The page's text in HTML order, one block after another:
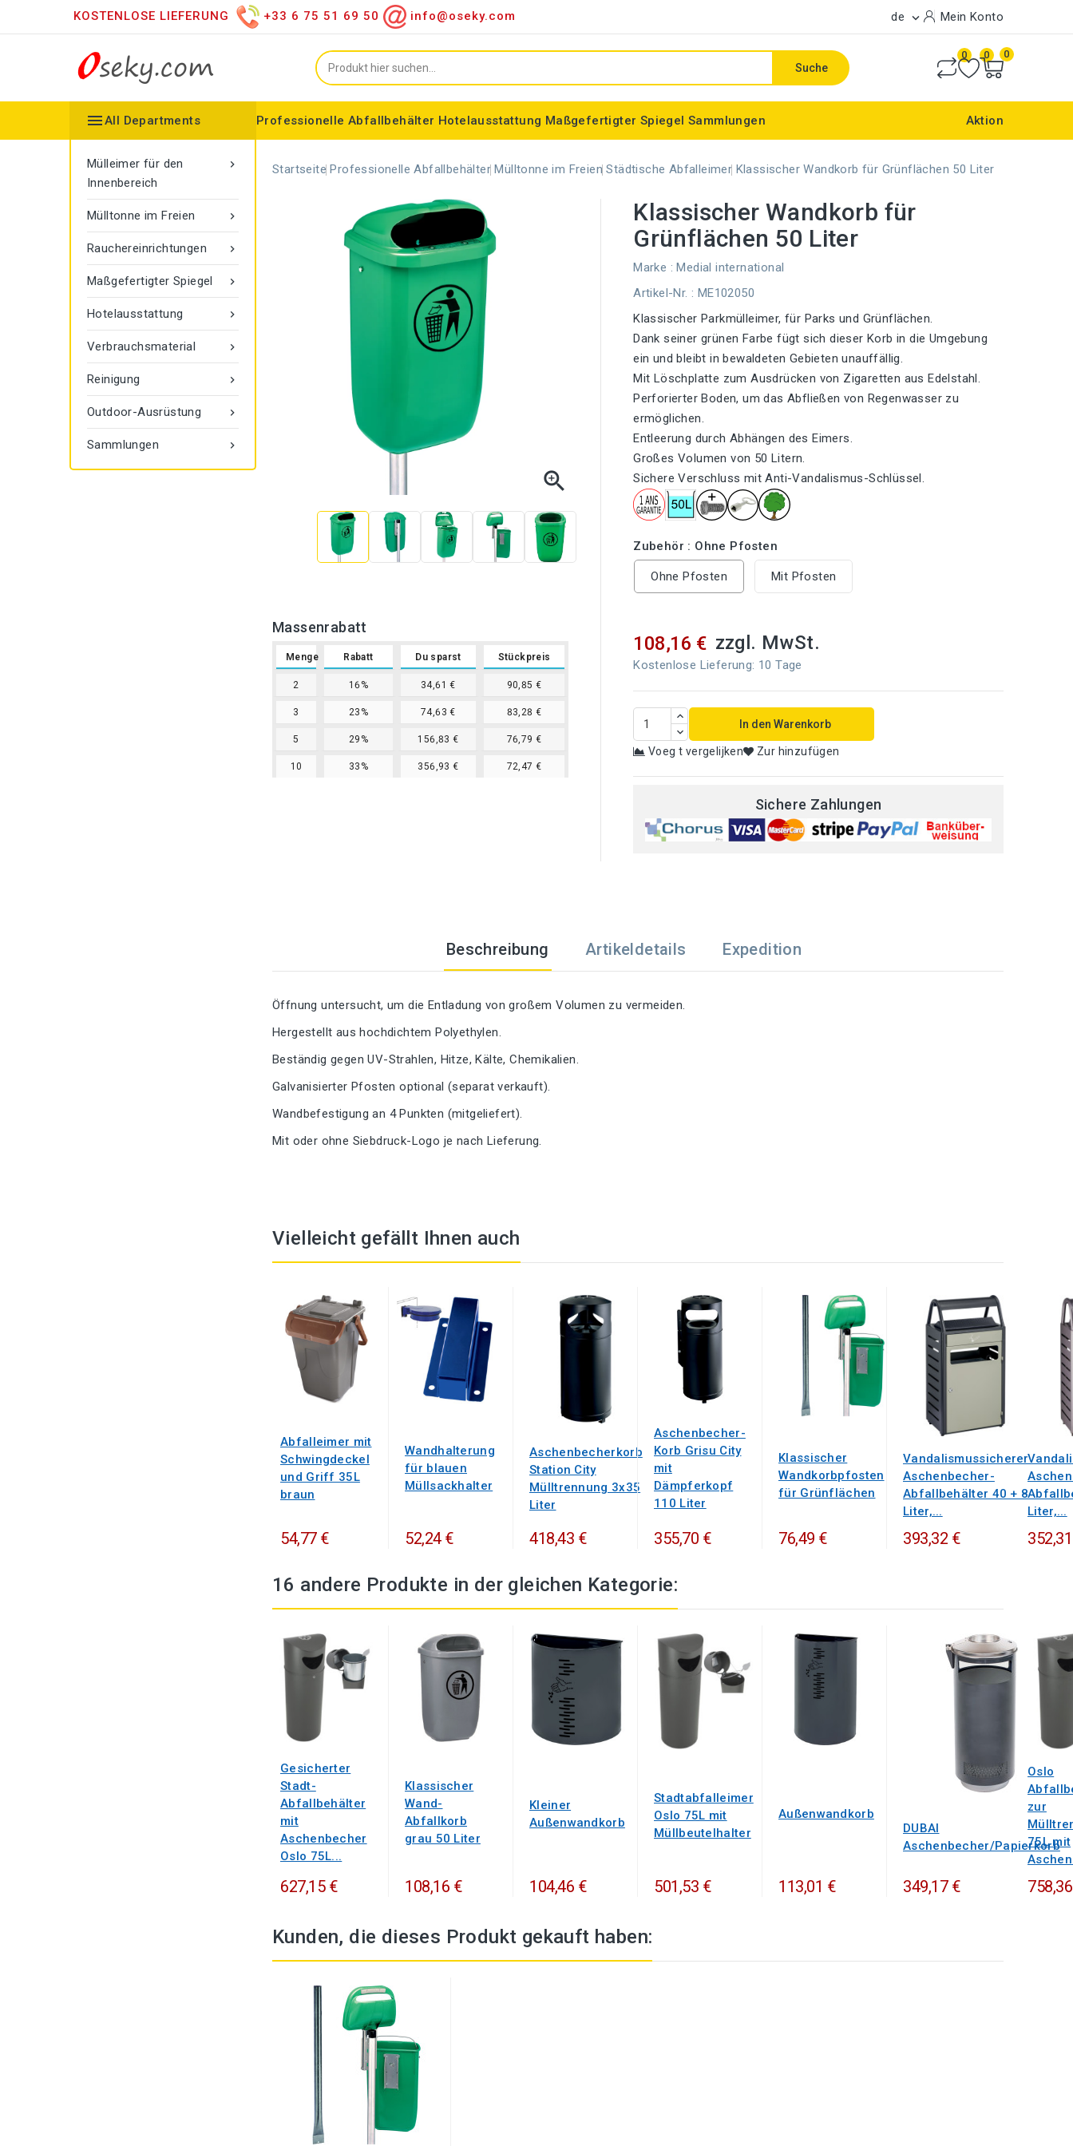
KOSTENLOSE LIEFERUNG +33 6 75 51 69 50 info@oseky.com de  Mein Konto
Suche
0 0 0
Professionelle Abfallbehälter Hotelausstattung Maßgefertigter Spiegel Sammlungen Aktion
All Departments

Mülleimer für den
Innenbereich

Mülltonne im Freien

Rauchereinrichtungen

Maßgefertigter Spiegel

Hotelausstattung

Verbrauchsmaterial

Reinigung

Outdoor-Ausrüstung

Sammlungen
Startseite Professionelle Abfallbehälter Mülltonne im Freien Städtische Abfalleimer Klassischer Wandkorb für Grünflächen 50 Liter

Massenrabatt
Menge Rabatt Du sparst Stückpreis
2 16% 34,61 € 90,85 €
3 23% 74,63 € 83,28 €
5 29% 156,83 € 76,79 €
10 33% 356,93 € 72,47 €
Klassischer Wandkorb für
Grünflächen 50 Liter
Marke : Medial international
Artikel-Nr. : ME102050
Klassischer Parkmülleimer, für Parks und Grünflächen.
Dank seiner grünen Farbe fügt sich dieser Korb in die Umgebung
ein und bleibt in bewaldeten Gebieten unauffällig.
Mit Löschplatte zum Ausdrücken von Zigaretten aus Edelstahl.
Perforierter Boden, um das Abfließen von Regenwasser zu
ermöglichen.
Entleerung durch Abhängen des Eimers.
Großes Volumen von 50 Litern.
Sichere Verschluss mit Anti-Vandalismus-Schlüssel.
Zubehör : Ohne Pfosten
Ohne Pfosten Mit Pfosten
108,16 € zzgl. MwSt.
Kostenlose Lieferung: 10 Tage
In den Warenkorb
Voeg t vergelijken Zur hinzufügen
Sichere Zahlungen
Beschreibung Artikeldetails Expedition
Öffnung untersucht, um die Entladung von großem Volumen zu vermeiden.
Hergestellt aus hochdichtem Polyethylen.
Beständig gegen UV-Strahlen, Hitze, Kälte, Chemikalien.
Galvanisierter Pfosten optional (separat verkauft).
Wandbefestigung an 4 Punkten (mitgeliefert).
Mit oder ohne Siebdruck-Logo je nach Lieferung.
Vielleicht gefällt Ihnen auch
Abfalleimer mit
Schwingdeckel
und Griff 35L
braun
54,77 €
Wandhalterung
für blauen
Müllsackhalter
52,24 €
Aschenbecherkorb
Station City
Mülltrennung 3x35
Liter
418,43 €
Aschenbecher-
Korb Grisu City
mit
Dämpferkopf
110 Liter
355,70 €
Klassischer
Wandkorbpfosten
für Grünflächen
76,49 €
Vandalismussicherer
Aschenbecher-
Abfallbehälter 40 + 8
Liter,...
393,32 €
Liter,...
16 andere Produkte in der gleichen Kategorie:
Gesicherter
Stadt-
Abfallbehälter
mit
Aschenbecher
Oslo 75L...
627,15 €
Klassischer
Wand-
Abfallkorb
grau 50 Liter
108,16 €
Kleiner
Außenwandkorb
104,46 €
Stadtabfalleimer
Oslo 75L mit
Müllbeutelhalter
501,53 €
Außenwandkorb
113,01 €
DUBAI
Aschenbecher/Papierkorb
349,17 €
Oslo
zur
75L mit
Kunden, die dieses Produkt gekauft haben: